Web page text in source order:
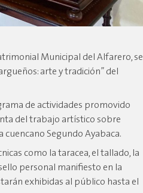
Municipal del Alfarero, se
arte y tradición” del
de actividades promovido
del trabajo artístico sobre
Segundo Ayabaca.
como la taracea, el tallado, la
personal manifiesto en la
exhibidas al público hasta el